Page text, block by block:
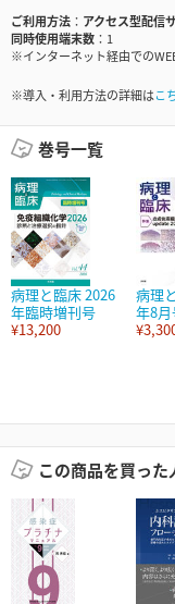
ご利用方法
アクセス型配信
同時使用端末数
1
※インターネット経由での
※導入・利用方法の詳細はこ
巻号一覧
病理と臨床 2026
年臨時増刊号
¥13,200
病理
年8
この商品を買った